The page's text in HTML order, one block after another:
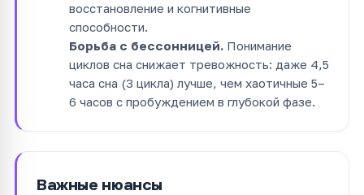
восстановление и когнитивные
способности.
Борьба с бессонницей. Понимание
циклов сна снижает тревожность: даже 4,5
часа сна (3 цикла) лучше, чем хаотичные 5–
6 часов с пробуждением в глубокой фазе.
Важные нюансы